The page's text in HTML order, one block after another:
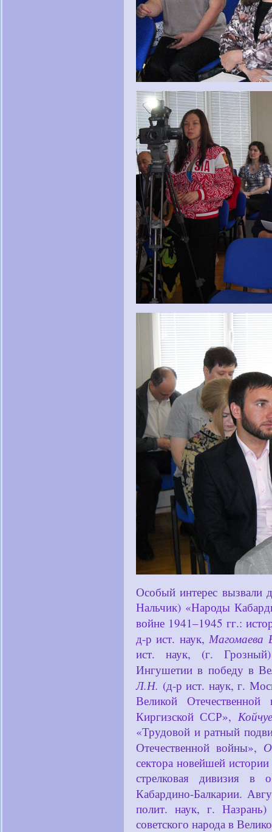
Особый интерес вызвали
Нальчик) «Народы
войне 1941–1945 гг.:
д-р ист. наук,Магомаева
ист. наук, (г.
Ингушетии в победу в
Л.Н. (д-р ист. наук, г.
Великой
Киргизской ССР»,
«Трудовой и ратный
Отечественной войны»,
сектора новейшей
стрелковая дивизия в
Кабардино-Балкарии.
полит. наук, г. Назрань)
советского народа в